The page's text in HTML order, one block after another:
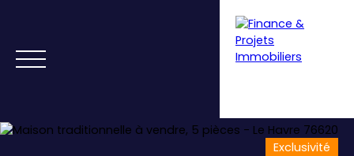
Exclusivité